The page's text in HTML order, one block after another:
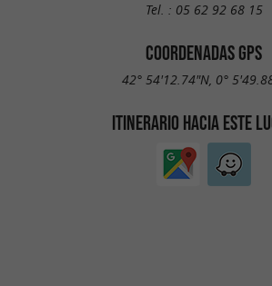
Tel. : 05 62 92 68 15
COORDENADAS GPS
42° 54'12.74"N, 0°
ITINERARIO HACIA ESTE